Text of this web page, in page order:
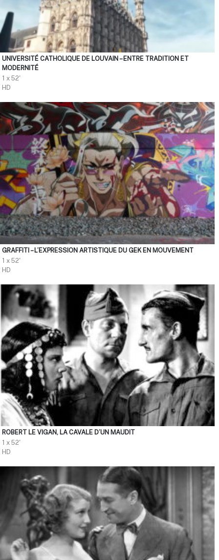
UNIVERSITÉ CATHOLIQUE DE LOUVAIN – ENTRE TRADITION ET
MODERNITÉ
1 x 52'
HD
GRAFFITI – L’EXPRESSION ARTISTIQUE DU GEK EN MOUVEMENT
1 x 52'
HD
ROBERT LE VIGAN, LA CAVALE D’UN MAUDIT
1 x 52'
HD